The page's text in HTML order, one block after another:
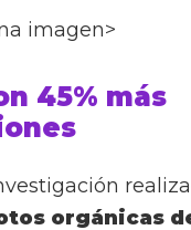
imagen>
45% más
orgánicas